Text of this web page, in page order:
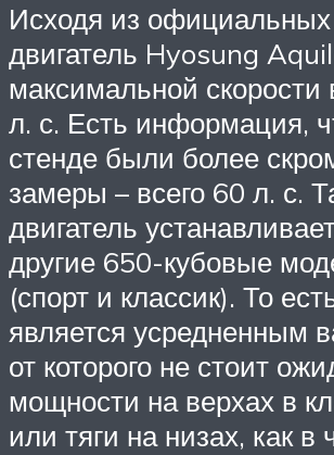
Исходя из
двигатель Hyosung
максимальной скорости
л. с. Есть информация,
стенде были более
замеры – всего 60 л. с.
двигатель
другие 650-кубовые
(спорт и классик). То
является усредненным
от которого не стоит
мощности на верхах в
или тяги на низах, как в